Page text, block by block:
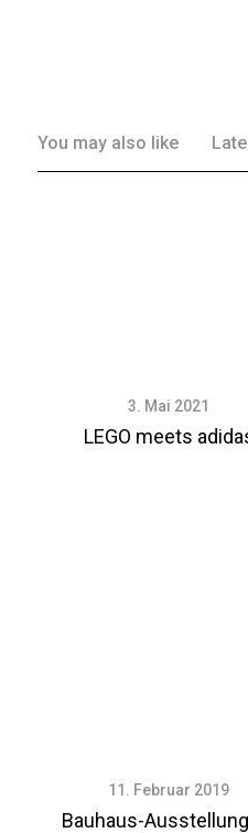
You may also like
3. Mai 2021
LEGO meets
11. Februar 2019
Bauhaus-